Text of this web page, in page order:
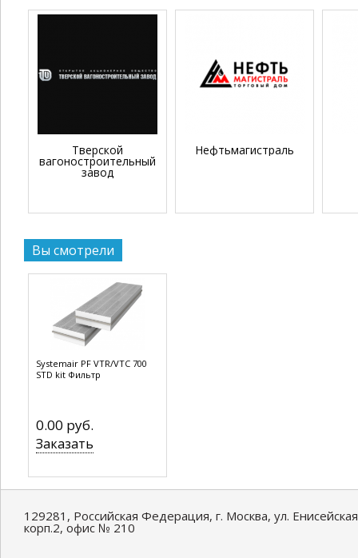
Тверской
вагоностроительный
завод
Нефтьмагистраль
Вы смотрели
Systemair PF VTR/VTC 700
STD kit Фильтр
0.00 руб.
Заказать
129281, Российская Федерация, г. Москва, ул.
корп.2, офис № 210